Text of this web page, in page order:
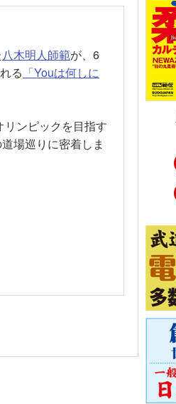
八木明人師範が、6
る 「Youは何しに
ンピックを目指す
場巡りに密着しま